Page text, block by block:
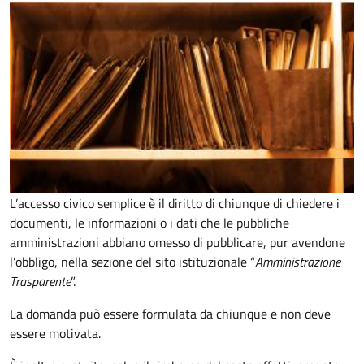
L’accesso civico semplice è il diritto di chiunque di chiedere i
documenti, le informazioni o i dati che le pubbliche
amministrazioni abbiano omesso di pubblicare, pur avendone
l’obbligo, nella sezione del sito istituzionale “Amministrazione
Trasparente”.
La domanda può essere formulata da chiunque e non deve
essere motivata.